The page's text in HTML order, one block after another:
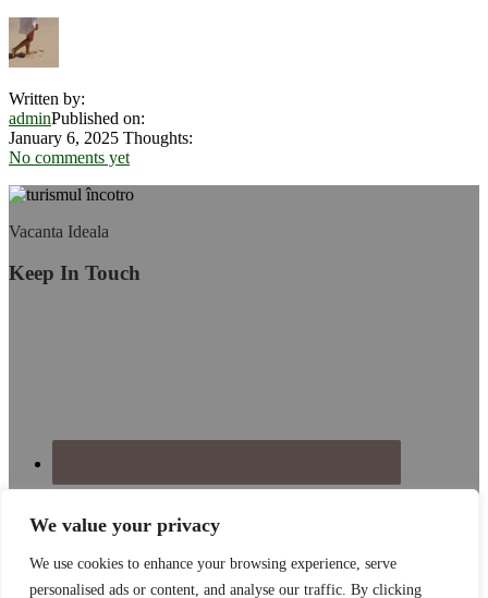
We value your privacy
We use cookies to enhance your browsing experience, serve
personalised ads or content, and analyse our traffic. By clicking
2025
Written by:
adminPublished on:
January 6, 2025 Thoughts:
No comments yet
Vacanta Ideala
Keep In Touch